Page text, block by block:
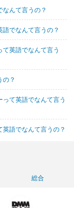
んて言うの？
でなんて言うの？
英語でなんて言う
の？
て英語でなんて言う
語でなんて言うの？
総合